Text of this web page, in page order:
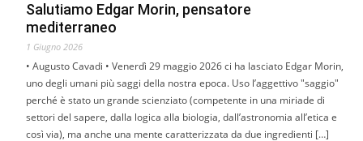
Salutiamo Edgar Morin, pensatore
mediterraneo
1 Giugno 2026
• Augusto Cavadi • Venerdì 29 maggio 2026 ci ha lasciato Edgar Morin,
uno degli umani più saggi della nostra epoca. Uso l’aggettivo "saggio"
perché è stato un grande scienziato (competente in una miriade di
settori del sapere, dalla logica alla biologia, dall’astronomia all’etica e
così via), ma anche una mente caratterizzata da due ingredienti […]